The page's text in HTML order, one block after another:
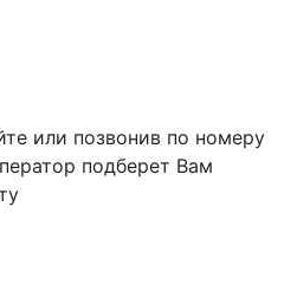
или позвонив по номеру
подберет Вам